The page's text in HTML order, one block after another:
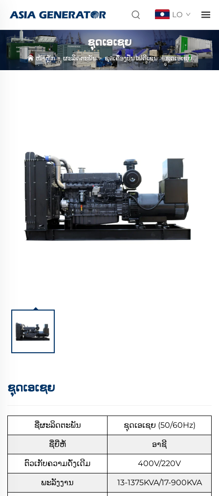
LO
ຊຸດເອເຊຍ
ໜ້າຫຼັກ>ຜະລິດຕະພັນ>ຊุดເຄື່ອງປັ່ນໄຟດີເຊນ>ຊຸດເອເຊຍ
ຊຸດເອເຊຍ
ຊື່ຜະລິດຕະພັນ ຊຸດເອເຊຍ (50/60Hz)
ຊື່ຍີ່ຫໍ້ ອາຊີ
ຕົວເກັບຄວາມດັ່ງເດີມ 400V/220V
ພະລັງງານ 13-1375KVA/17-900KVA